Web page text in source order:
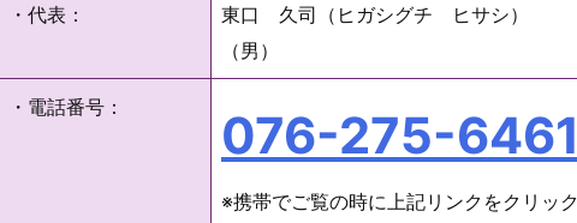
・代表：
東口 久司（ヒガシグチ ヒサシ）
（男）
・電話番号： 076-275-6461
※携帯でご覧の時に上記リンクをクリッ